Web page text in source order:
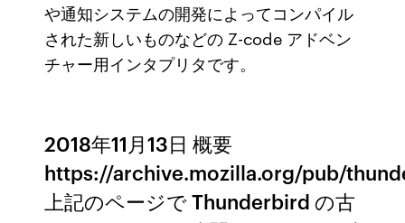
や通知システムの開発によってコンパイル
された新しいものなどの Z-code アドベン
チャー用インタプリタです。
2018年11月13日 概要
https://archive.mozilla.org/pub/
上記のページで Thunderbird の古